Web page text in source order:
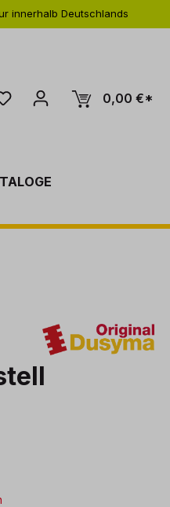
innerhalb Deutschlands
0,00 €*